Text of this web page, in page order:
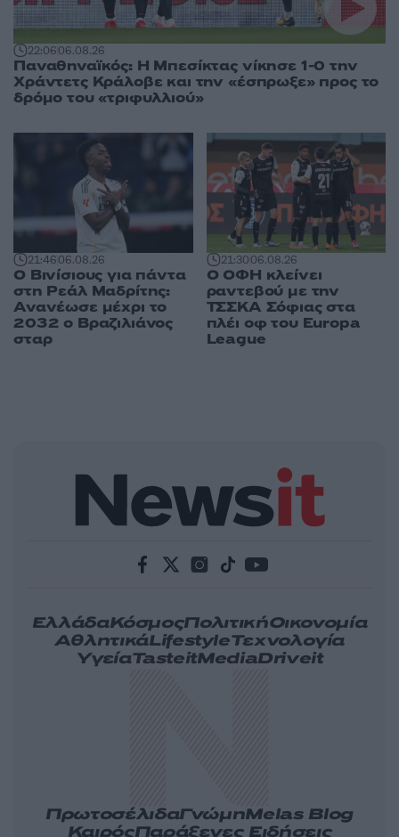
22:0606.08.26
Παναθηναϊκός: Η Μπεσίκτας νίκησε 1-0 την
Χράντετς Κράλοβε και την «έσπρωξε» προς το
δρόμο του «τριφυλλιού»
21:4606.08.26
Ο Βινίσιους για πάντα
στη Ρεάλ Μαδρίτης:
Ανανέωσε μέχρι το
2032 ο Βραζιλιάνος
σταρ
21:3006.08.26
Ο ΟΦΗ κλείνει
ραντεβού με την
ΤΣΣΚΑ Σόφιας στα
πλέι οφ του Europa
League
ΕλλάδαΚόσμοςΠολιτικήΟικονομία
ΑθλητικάLifestyleΤεχνολογία
ΥγείαTasteitMediaDriveit
ΠρωτοσέλιδαΓνώμηMelas Blog
ΚαιρόςΠαράξενες Ειδήσεις